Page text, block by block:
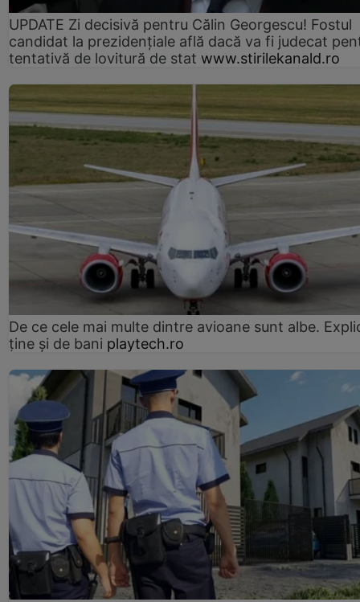
UPDATE Zi decisivă pentru Călin Georgescu! Fostul
candidat la prezidențiale află dacă va fi judecat
tentativă de lovitură de stat www.stirilekanald.ro
De ce cele mai multe dintre avioane sunt albe.
ține și de bani playtech.ro